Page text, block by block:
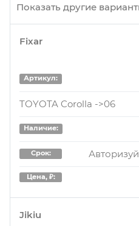
Показать другие
Артикул:
Артикул:
Колодки торм.пер.
Fixar
Артикул:
TOYOTA Corolla ->06
Наличие:
Срок:
Цена, ₽:
Jikiu